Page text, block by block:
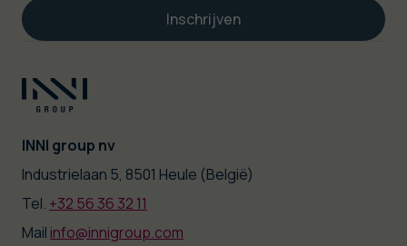
Inschrijven
INNI group nv
|Industrielaan 5, 8501 Heule (België)
Tel. +32 56 36 32 11
|Mail info@innigroup.com